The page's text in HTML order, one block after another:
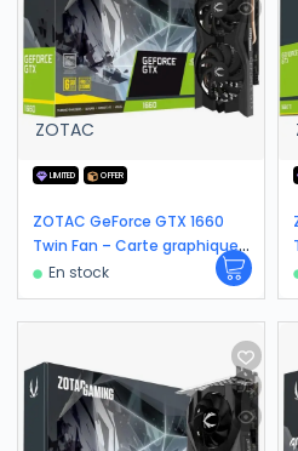
ZOTAC
LIMITED OFFER
ZOTAC GeForce GTX 1660
Twin Fan – Carte graphique |
6 Go GDDR5
En stock